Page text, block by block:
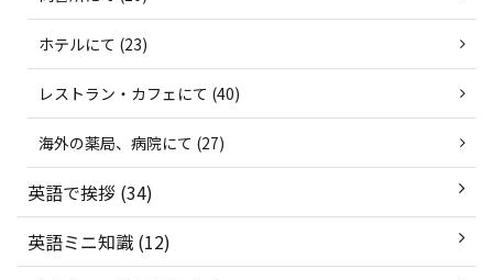
ホテルにて (23)
レストラン・カフェにて (40)
海外の薬局、病院にて (27)
英語で挨拶 (34)
英語ミニ知識 (12)